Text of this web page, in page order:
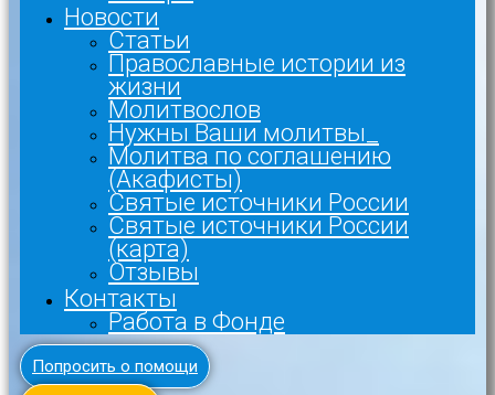
Новости
Статьи
Православные истории из
жизни
Молитвослов
Нужны Ваши молитвы_
Молитва по соглашению
(Акафисты)
Святые источники России
Святые источники России
(карта)
Отзывы
Контакты
Работа в Фонде
Попросить о помощи